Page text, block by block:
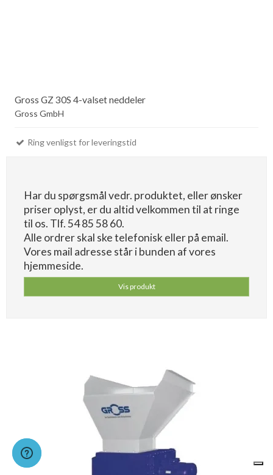
Gross GZ 30S 4-valset neddeler
Gross GmbH
Ring venligst for leveringstid
Har du spørgsmål vedr. produktet, eller ønsker
priser oplyst, er du altid velkommen til at ringe
til os. Tlf. 54 85 58 60.
Alle ordrer skal ske telefonisk eller på email.
Vores mail adresse står i bunden af vores
hjemmeside.
Vis produkt